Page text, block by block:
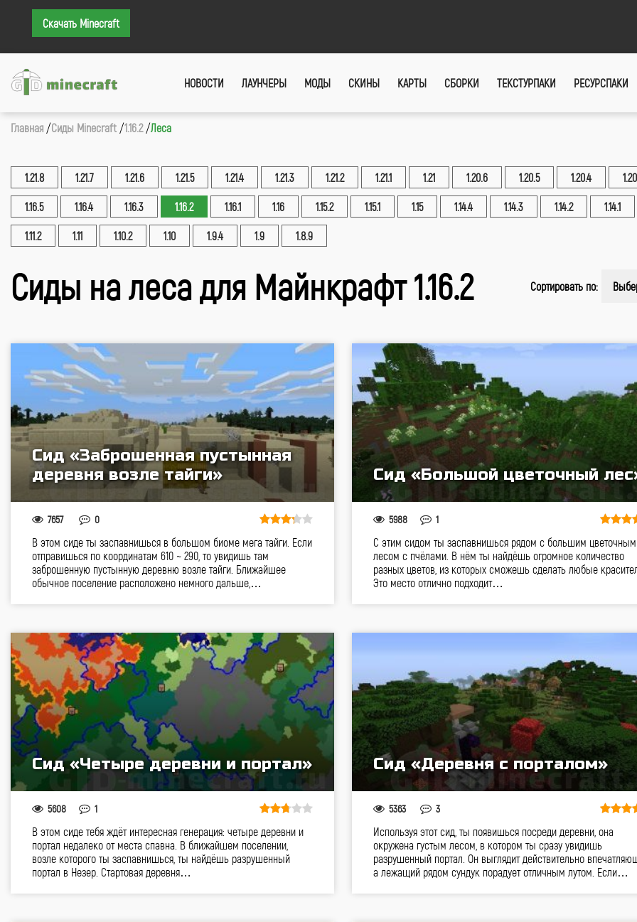
Скачать Minecraft
НОВОСТИ ЛАУНЧЕРЫ МОДЫ СКИНЫ КАРТЫ СБОРКИ ТЕКСТУРПАКИ РЕСУРСПАКИ
Главная Сиды Minecraft 1.16.2 Леса
1.21.8 1.21.7 1.21.6 1.21.5 1.21.4 1.21.3 1.21.2 1.21.1 1.21 1.20.6 1.20.5 1.20.4
1.16.5 1.16.4 1.16.3 1.16.2 1.16.1 1.16 1.15.2 1.15.1 1.15 1.14.4 1.14.3 1.14.2 1.14.1
1.11.2 1.11 1.10.2 1.10 1.9.4 1.9 1.8.9
Сиды на леса для Майнкрафт 1.16.2 Сортировать по:
Сид «Заброшенная пустынная
деревня возле тайги»
7657 0
В этом сиде ты заспавнишься в большом биоме мега тайги. Если
отправишься по координатам 610 ~ 290, то увидишь там
заброшенную пустынную деревню возле тайги. Ближайшее
обычное поселение расположено немного дальше,…
Сид «Большой цветочный
5988 1
С этим сидом ты заспавнишься рядом с большим цветочным
лесом с пчёлами. В нём ты найдёшь огромное количество
разных цветов, из которых сможешь сделать любые
Это место отлично подходит…
Сид «Четыре деревни и портал»
5608 1
В этом сиде тебя ждёт интересная генерация: четыре деревни и
портал недалеко от места спавна. В ближайшем поселении,
возле которого ты заспавнишься, ты найдёшь разрушенный
портал в Незер. Стартовая деревня…
Сид «Деревня с порталом»
5363 3
Используя этот сид, ты появишься посреди деревни, она
окружена густым лесом, в котором ты сразу увидишь
разрушенный портал. Он выглядит действительно
а лежащий рядом сундук порадует отличным лутом. Если…